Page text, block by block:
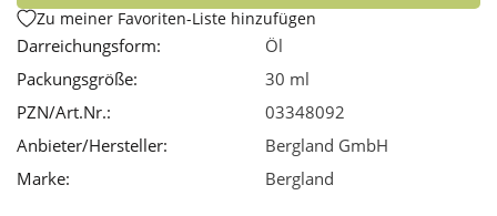
Zu meiner Favoriten-Liste hinzufügen
Darreichungsform:
Öl
Packungsgröße:
30 ml
PZN/Art.Nr.:
03348092
Anbieter/Hersteller:
Bergland GmbH
Marke:
Bergland